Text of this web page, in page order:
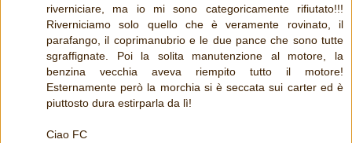
riverniciare, ma io mi sono categoricamente rifiutato!!!
Riverniciamo solo quello che è veramente rovinato, il
parafango, il coprimanubrio e le due pance che sono tutte
sgraffignate. Poi la solita manutenzione al motore, la
benzina vecchia aveva riempito tutto il motore!
Esternamente però la morchia si è seccata sui carter ed è
piuttosto dura estirparla da lì!
Ciao FC